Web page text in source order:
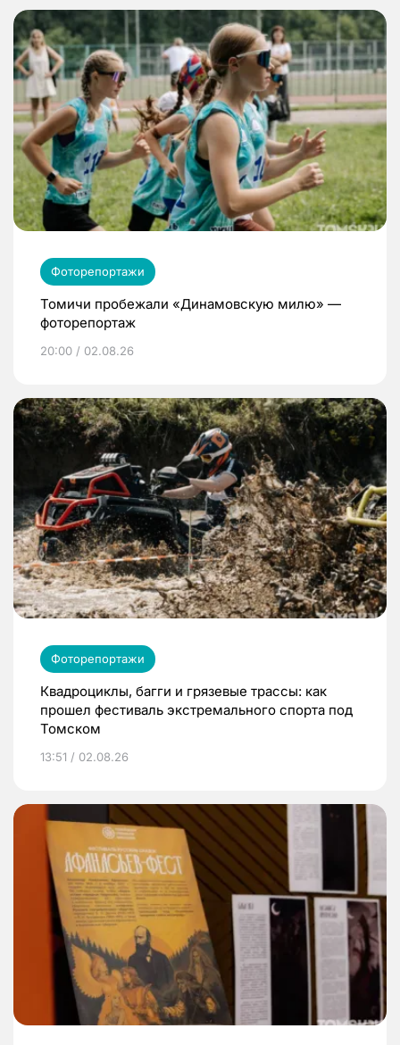
Фоторепортажи
Томичи пробежали «Динамовскую милю» —
фоторепортаж
20:00 / 02.08.26
Фоторепортажи
Квадроциклы, багги и грязевые трассы: как
прошел фестиваль экстремального спорта под
Томском
13:51 / 02.08.26